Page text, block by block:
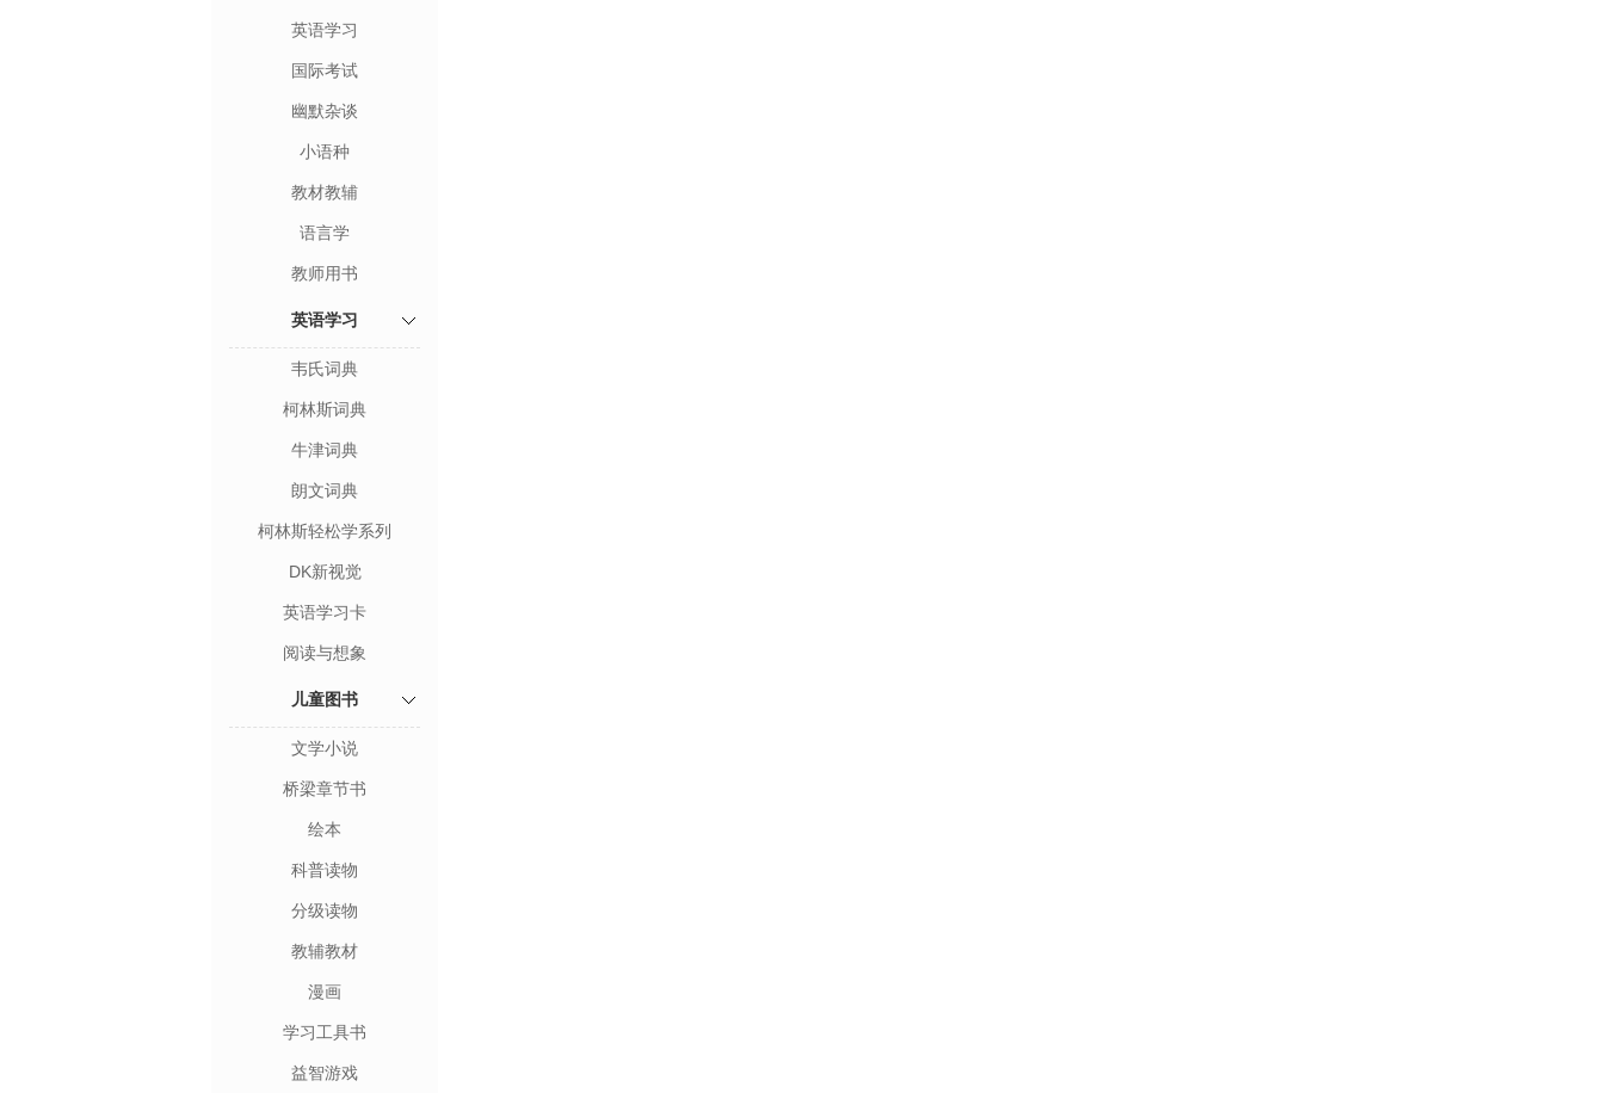
英语学习
国际考试
幽默杂谈
小语种
教材教辅
语言学
教师用书
英语学习
韦氏词典
柯林斯词典
牛津词典
朗文词典
柯林斯轻松学系列
DK新视觉
英语学习卡
阅读与想象
儿童图书
文学小说
桥梁章节书
绘本
科普读物
分级读物
教辅教材
漫画
学习工具书
益智游戏